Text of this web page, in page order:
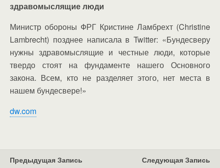
здравомыслящие люди
Министр обороны ФРГ Кристине Ламбрехт (Christine
Lambrecht) позднее написала в Twitter: «Бундесверу
нужны здравомыслящие и честные люди, которые
твердо стоят на фундаменте нашего Основного
закона. Всем, кто не разделяет этого, нет места в
нашем бундесвере!»
dw.com
Предыдущая Запись Следующая Запись